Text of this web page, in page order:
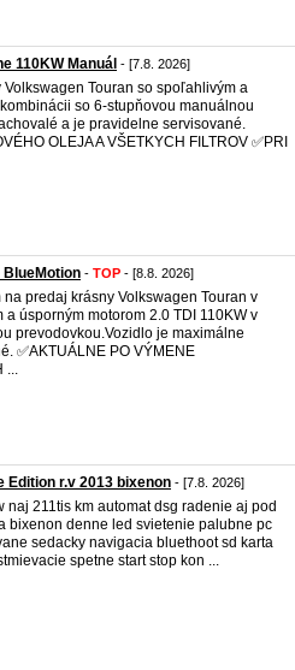
110KW Manuál - [7.8. 2026]
Touran so spoľahlivým a
so 6-stupňovou manuálnou
a je pravidelne servisované.
OLEJA A VŠETKYCH FILTROV ✅️PRI
BlueMotion - TOP - [8.8. 2026]
predaj krásny Volkswagen Touran v
úsporným motorom 2.0 TDI 110KW v
prevodovkou.Vozidlo je maximálne
✅️AKTUÁLNE PO VÝMENE
...
Edition r.v 2013 bixenon - [7.8. 2026]
211tis km automat dsg radenie aj pod
bixenon denne led svietenie palubne pc
sedacky navigacia bluethoot sd karta
spetne start stop kon ...